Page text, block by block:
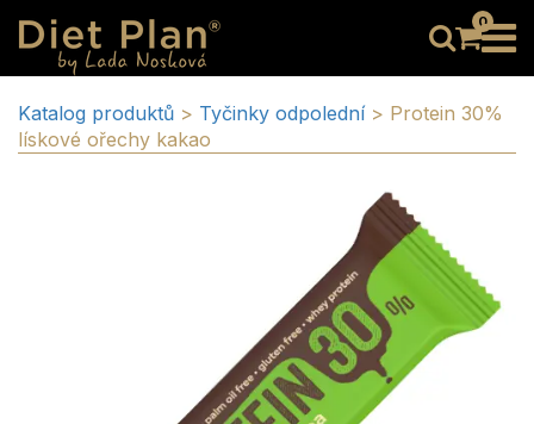
0
Katalog produktů > Tyčinky odpolední > Protein 30%
lískové ořechy kakao